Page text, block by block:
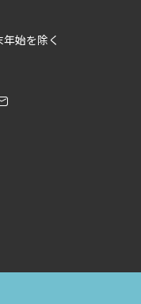
始を除く